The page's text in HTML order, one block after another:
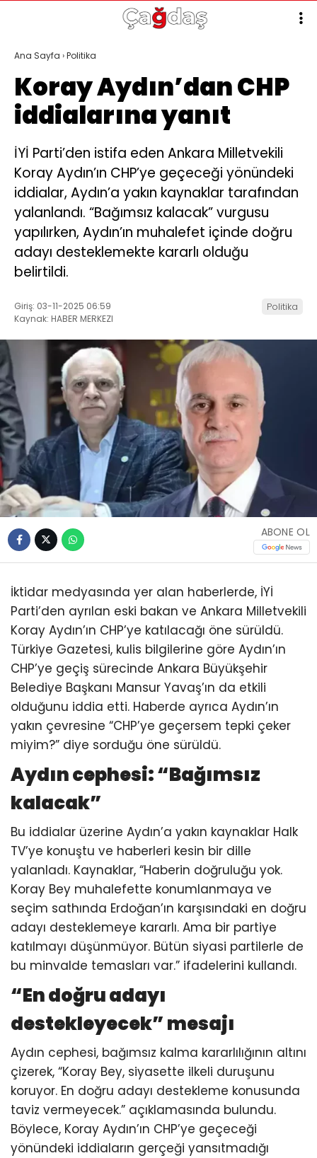
Ana Sayfa ›Politika
Koray Aydın’dan CHP
iddialarına yanıt
İYİ Parti’den istifa eden Ankara Milletvekili
Koray Aydın’ın CHP’ye geçeceği yönündeki
iddialar, Aydın’a yakın kaynaklar tarafından
yalanlandı. “Bağımsız kalacak” vurgusu
yapılırken, Aydın’ın muhalefet içinde doğru
adayı desteklemekte kararlı olduğu
belirtildi.
Giriş: 03-11-2025 06:59
Kaynak: HABER MERKEZI
Politika
ABONE OL
İktidar medyasında yer alan haberlerde, İYİ
Parti’den ayrılan eski bakan ve Ankara Milletvekili
Koray Aydın’ın CHP’ye katılacağı öne sürüldü.
Türkiye Gazetesi, kulis bilgilerine göre Aydın’ın
CHP’ye geçiş sürecinde Ankara Büyükşehir
Belediye Başkanı Mansur Yavaş’ın da etkili
olduğunu iddia etti. Haberde ayrıca Aydın’ın
yakın çevresine “CHP’ye geçersem tepki çeker
miyim?” diye sorduğu öne sürüldü.
Aydın cephesi: “Bağımsız
kalacak”
Bu iddialar üzerine Aydın’a yakın kaynaklar Halk
TV’ye konuştu ve haberleri kesin bir dille
yalanladı. Kaynaklar, “Haberin doğruluğu yok.
Koray Bey muhalefette konumlanmaya ve
seçim sathında Erdoğan’ın karşısındaki en doğru
adayı desteklemeye kararlı. Ama bir partiye
katılmayı düşünmüyor. Bütün siyasi partilerle de
bu minvalde temasları var.” ifadelerini kullandı.
“En doğru adayı
destekleyecek” mesajı
Aydın cephesi, bağımsız kalma kararlılığının altını
çizerek, “Koray Bey, siyasette ilkeli duruşunu
koruyor. En doğru adayı destekleme konusunda
taviz vermeyecek.” açıklamasında bulundu.
Böylece, Koray Aydın’ın CHP’ye geçeceği
yönündeki iddiaların gerçeği yansıtmadığı